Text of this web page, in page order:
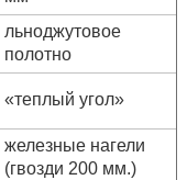
льноджутовое
полотно
«теплый угол»
железные нагели
(гвозди 200 мм.)